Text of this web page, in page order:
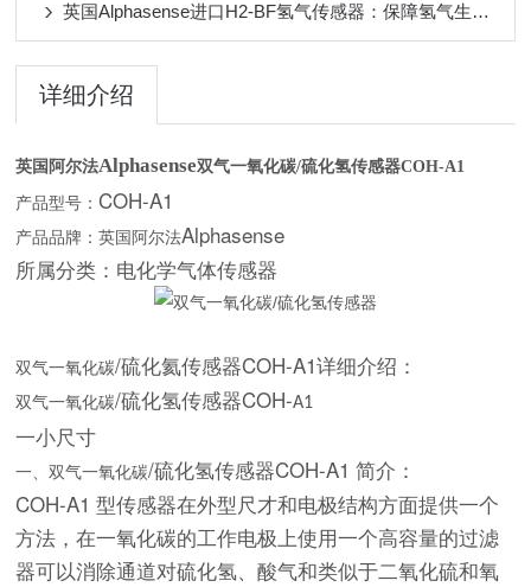
英国Alphasense进口H2-BF氢气传感器：保障氢气生产运输安全，严防泄漏事故
详细介绍
英国阿尔法Alphasense双气一氧化碳/硫化氢传感器COH-A1
产品型号：COH-A1
产品品牌：英国阿尔法Alphasense
所属分类：电化学气体传感器
双气一氧化碳/硫化氦传感器COH-A1详细介绍：
双气一氧化碳/硫化氢传感器COH-A1
一小尺寸
一、双气一氧化碳/硫化氢传感器COH-A1 简介：
COH-A1 型传感器在外型尺才和电极结构方面提供一个
方法，在一氧化碳的工作电极上使用一个高容量的过滤
器可以消除通道对硫化氢、酸气和类似于二氧化硫和氧